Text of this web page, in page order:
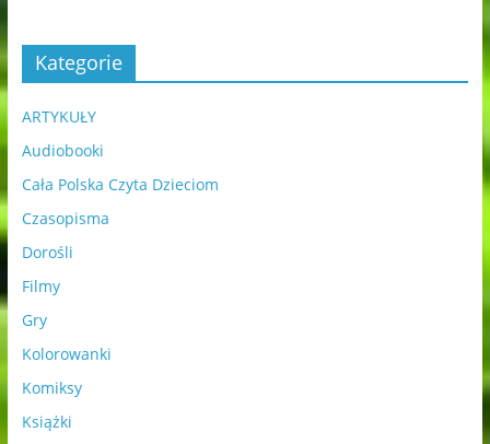
Kategorie
ARTYKUŁY
Audiobooki
Cała Polska Czyta Dzieciom
Czasopisma
Dorośli
Filmy
Gry
Kolorowanki
Komiksy
Książki